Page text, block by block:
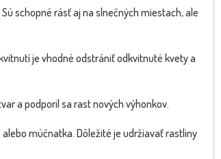
schopné rásť aj na slnečných miestach, ale
je vhodné odstrániť odkvitnuté kvety a
a podporil sa rast nových výhonkov.
múčnatka. Dôležité je udržiavať rastliny